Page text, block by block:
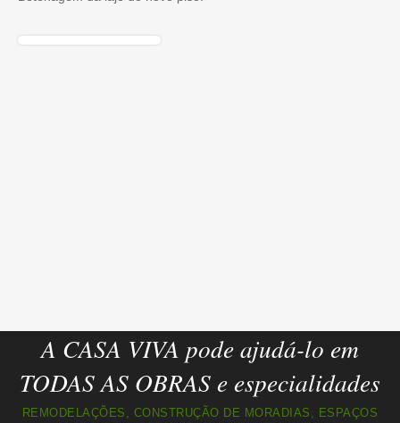
A CASA VIVA pode ajudá-lo em
TODAS AS OBRAS e especialidades
REMODELAÇÕES, CONSTRUÇÃO DE MORADIAS, ESPAÇOS